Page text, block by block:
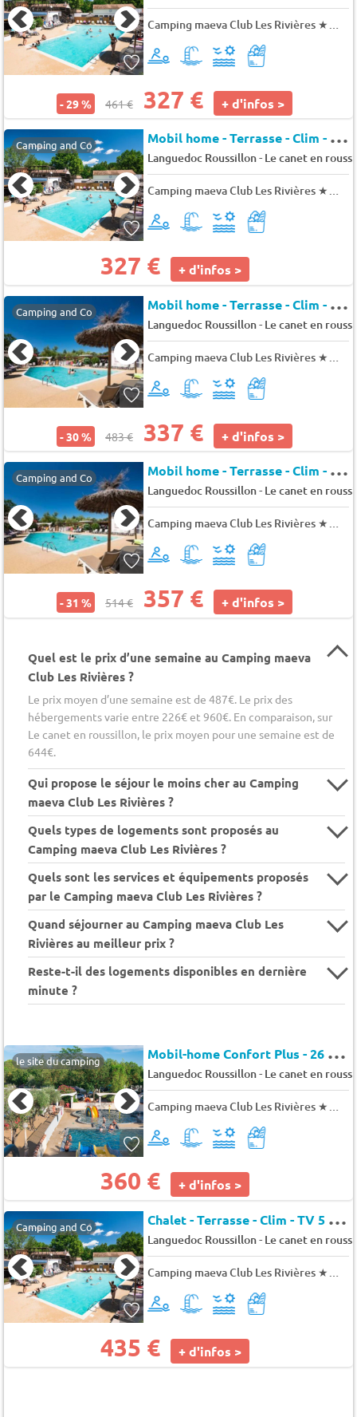
Camping maeva Club Les Rivières ★★★
- 29 % 461 € 327 € + d'infos >
Camping and Co M
obil home - Terrasse - Clim - TV 2 pers.
Languedoc Roussillon- Le canet en
Camping maeva Club Les Rivières ★★★
327 € + d'infos >
Camping and Co M
obil home - Terrasse - Clim - TV 6 pers.
Languedoc Roussillon- Le canet en
Camping maeva Club Les Rivières ★★★
- 30 % 483 € 337 € + d'infos >
Camping and Co M
obil home - Terrasse - Clim - TV 8 pers.
Languedoc Roussillon- Le canet en
Camping maeva Club Les Rivières ★★★
- 31 % 514 € 357 € + d'infos >
Quel est le prix d’une semaine au Camping maeva
Club Les Rivières ?
Le prix moyen d’une semaine est de 487€. Le prix des
hébergements varie entre 226€ et 960€. En comparaison, sur
Le canet en roussillon, le prix moyen pour une semaine est de
644€.
Qui propose le séjour le moins cher au Camping
maeva Club Les Rivières ?
Quels types de logements sont proposés au
Camping maeva Club Les Rivières ?
Quels sont les services et équipements proposés
par le Camping maeva Club Les Rivières ?
Quand séjourner au Camping maeva Club Les
Rivières au meilleur prix ?
Reste-t-il des logements disponibles en dernière
minute ?
le site du camping M
obil-home Confort Plus - 26 m² - 2 chambres - Clim + TV 4 pers.
Languedoc Roussillon- Le canet en
Camping maeva Club Les Rivières ★★★
360 € + d'infos >
Camping and Co C
halet - Terrasse - Clim - TV 5 pers.
Languedoc Roussillon- Le canet en
Camping maeva Club Les Rivières ★★★
435 € + d'infos >